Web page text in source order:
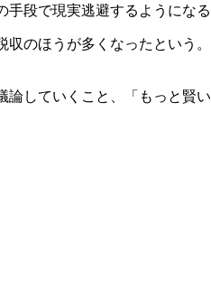
段で現実逃避するようにな
のほうが多くなったとい
していくこと、「もっと賢